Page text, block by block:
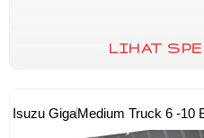
LIHAT
Isuzu GigaMedium Truck 6 -10